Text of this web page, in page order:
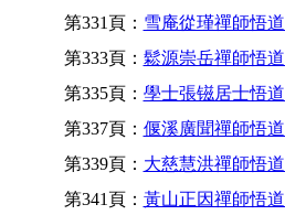
第331頁： 雪庵從瑾禪師悟
第333頁： 鬆源崇岳禪師悟
第335頁： 學士張镃居士悟
第337頁： 偃溪廣聞禪師悟
第339頁： 大慈慧洪禪師悟
第341頁： 黃山正因禪師悟